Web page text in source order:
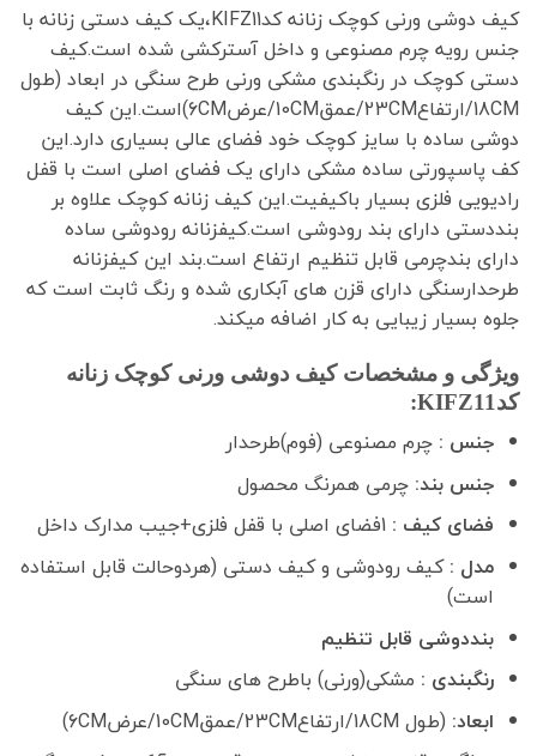
کیف دوشی ورنی کوچک زنانه کدKIFZ11،یک کیف دستی زنانه با
جنس رویه چرم مصنوعی و داخل آسترکشی شده است.کیف
دستی کوچک در رنگبندی مشکی ورنی طرح سنگی در ابعاد (طول
18CM/ارتفاع23CM/عمق10CM/عرض6CM)است.این کیف
دوشی ساده با سایز کوچک خود فضای عالی بسیاری دارد.این
کف پاسپورتی ساده مشکی دارای یک فضای اصلی است با قفل
رادیویی فلزی بسیار باکیفیت.این کیف زنانه کوچک علاوه بر
بنددستی دارای بند رودوشی است.کیفزنانه رودوشی ساده
دارای بندچرمی قابل تنظیم ارتفاع است.بند این کیفزنانه
طرحدارسنگی دارای قزن های آبکاری شده و رنگ ثابت است که
جلوه بسیار زیبایی به کار اضافه میکند.
ویژگی و مشخصات کیف دوشی ورنی کوچک زنانه
کدKIFZ11:
جنس : چرم مصنوعی (فوم)طرحدار
جنس بند:چرمی همرنگ محصول
فضای کیف : 1فضای اصلی با قفل فلزی+جیب مدارک داخل
مدل : کیف رودوشی و کیف دستی (هردوحالت قابل استفاده
است)
بنددوشی قابل تنظیم
رنگبندی : مشکی(ورنی) باطرح های سنگی
ابعاد:(طول 18CM/ارتفاع23CM/عمق10CM/عرض6CM)